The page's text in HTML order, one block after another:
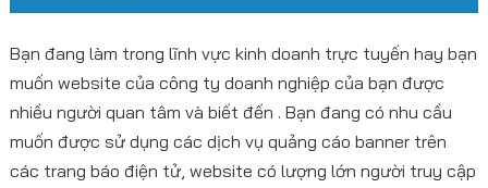
Bạn đang làm trong lĩnh vực kinh doanh trực tuyến hay bạn
muốn website của công ty doanh nghiệp của bạn được
nhiều người quan tâm và biết đến . Bạn đang có nhu cầu
muốn được sử dụng các dịch vụ quảng cáo banner trên
các trang báo điện tử, website có lượng lớn người truy cập